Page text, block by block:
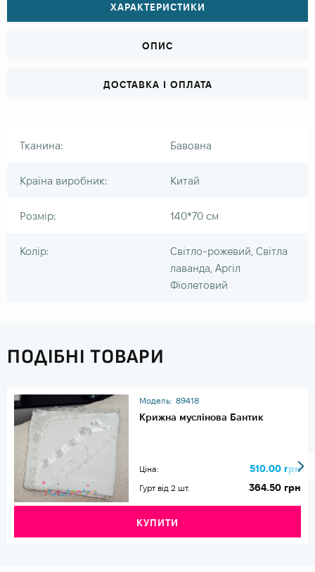
ХАРАКТЕРИСТИКИ
ОПИС
ДОСТАВКА І ОПЛАТА
Тканина: Бавовна
Країна виробник: Китай
Розмір: 140*70 см
Колір:
Світло-рожевий, Світла
лаванда, Аргіл
Фіолетовий
ПОДІБНІ ТОВАРИ
Модель: 89418
Крижна муслінова Бантик
Ціна: 510.00 грн
Гурт від 2 шт. 364.50 грн
КУПИТИ